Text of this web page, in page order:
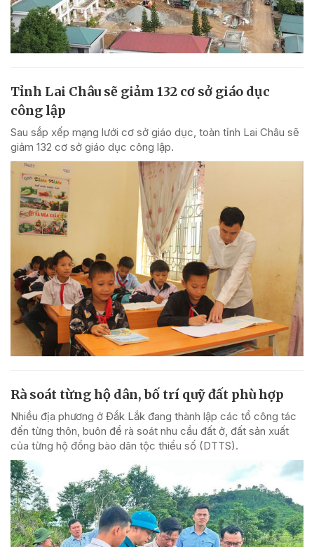
Tỉnh Lai Châu sẽ giảm 132 cơ sở giáo dục
công lập
Sau sắp xếp mạng lưới cơ sở giáo dục, toàn tỉnh Lai Châu sẽ
giảm 132 cơ sở giáo dục công lập.
Rà soát từng hộ dân, bố trí quỹ đất phù hợp
Nhiều địa phương ở Đắk Lắk đang thành lập các tổ công tác
đến từng thôn, buôn để rà soát nhu cầu đất ở, đất sản xuất
của từng hộ đồng bào dân tộc thiểu số (DTTS).